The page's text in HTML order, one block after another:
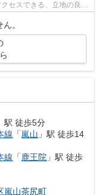
セスできる、立地の良さ
。
駅 徒歩5分
線 「嵐山 」駅 徒歩14
線 「 鹿王院 」駅 徒歩
嵐山茶尻町